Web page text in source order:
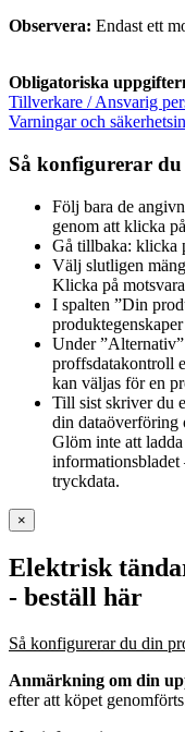
Observera: Endast ett
Obligatoriska
Tillverkare / Ansvarig
Varningar och
Så konfigurerar
Följ bara de
genom att klicka
Gå tillbaka: klicka
Välj slutligen
Klicka på
I spalten ”Din
Under
proffsdatakontroll
kan väljas för en
Till sist skriver du
din dataöverföring
Glöm inte att
informationsbladet
tryckdata.
×
Elektrisk
- beställ här
Så konfigurerar du din
Anmärkning om din
efter att köpet